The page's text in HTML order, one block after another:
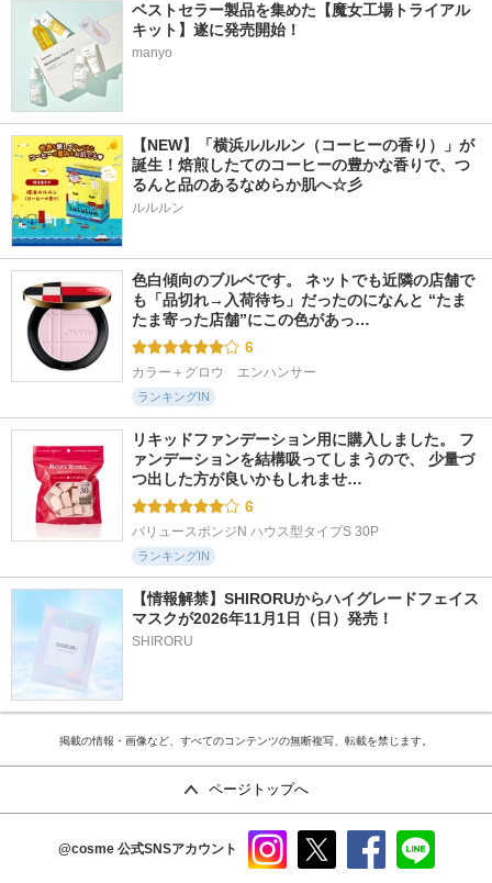
ベストセラー製品を集めた【魔女工場トライアル
キット】遂に発売開始！
manyo
【NEW】「横浜ルルルン（コーヒーの香り）」が
誕生！焙煎したてのコーヒーの豊かな香りで、つ
るんと品のあるなめらか肌へ☆彡
ルルルン
色白傾向のブルベです。 ネットでも近隣の店舗で
も「品切れ→入荷待ち」だったのになんと “たま
たま寄った店舗”にこの色があっ…
6
カラー＋グロウ　エンハンサー
ランキングIN
リキッドファンデーション用に購入しました。 フ
ァンデーションを結構吸ってしまうので、 少量づ
つ出した方が良いかもしれませ…
6
バリュースポンジN ハウス型タイプS 30P
ランキングIN
【情報解禁】SHIRORUからハイグレードフェイス
マスクが2026年11月1日（日）発売！
SHIRORU
掲載の情報・画像など、すべてのコンテンツの無断複写、転載を禁じます。
ページトップへ
@cosme 公式SNSアカウント